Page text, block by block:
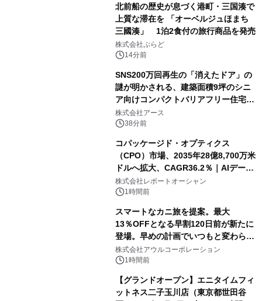
北前船の歴史が息づく港町・三国湊で
上質な滞在を 「オーベルジュほまち
三國湊」 1泊2食付の旅行商品を発売
株式会社ぷらど
14分前
SNS200万回再生の「消えたドア」の
謎が明かされる、建築面積9坪のシニ
ア向けコンパクトバリアフリー住宅が
誕生
株式会社アース
38分前
コパッケージド・オプティクス
（CPO）市場、2035年28億8,700万米
ドルへ拡大、CAGR36.2％｜AIデータ
センター・高速光通信需要が成長を加
速
株式会社レポートオーシャン
1時間前
スマートなカニ旅を提案。最大
13％OFFとなる早割120日前が新たに
登場。早めの計画でいつもと変わらぬ
大人の冬旅を。ー夕日ヶ浦温泉「佳松
苑 別邸ふうか」ー
株式会社アウルコーポレーション
1時間前
【グランドオープン】エニタイムフィ
ットネス二子玉川店（東京都世田谷